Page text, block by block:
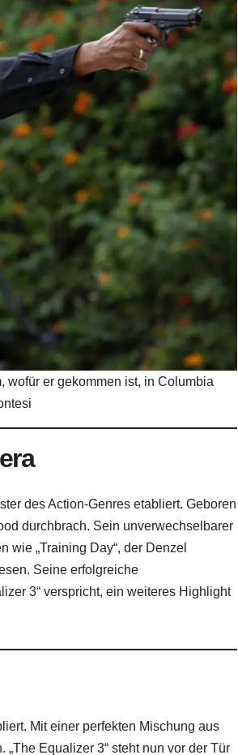
wofür er gekommen ist, in Columbia
des Action-Genres etabliert. Geboren
durchbrach. Sein unverwechselbarer
„Training Day“, der Denzel
Seine erfolgreiche
3“ verspricht, ein weiteres Highlight
Mit einer perfekten Mischung aus
Equalizer 3“ steht nun vor der Tür